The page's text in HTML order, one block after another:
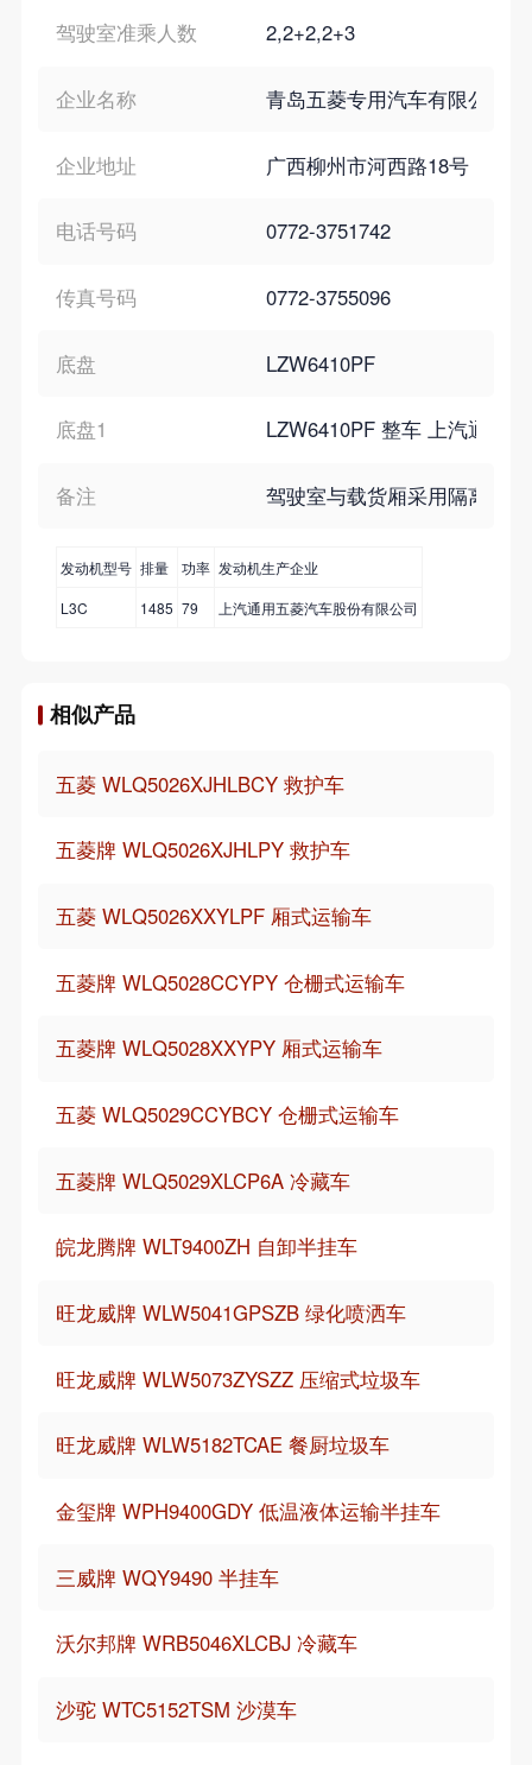
驾驶室准乘人数 2,2+2,2+3
企业名称 青岛五菱专用汽车有限公司
企业地址 广西柳州市河西路18号
电话号码 0772-3751742
传真号码 0772-3755096
底盘 LZW6410PF
底盘1 LZW6410PF 整车 上汽通用
备注 驾驶室与载货厢采用隔离栏
发动机型号 排量 功率 发动机生产企业
L3C
1485 79 上汽通用五菱汽车股份有限公司
相似产品
五菱 WLQ5026XJHLBCY 救护车
五菱牌 WLQ5026XJHLPY 救护车
五菱 WLQ5026XXYLPF 厢式运输车
五菱牌 WLQ5028CCYPY 仓栅式运输车
五菱牌 WLQ5028XXYPY 厢式运输车
五菱 WLQ5029CCYBCY 仓栅式运输车
五菱牌 WLQ5029XLCP6A 冷藏车
皖龙腾牌 WLT9400ZH 自卸半挂车
旺龙威牌 WLW5041GPSZB 绿化喷洒车
旺龙威牌 WLW5073ZYSZZ 压缩式垃圾车
旺龙威牌 WLW5182TCAE 餐厨垃圾车
金玺牌 WPH9400GDY 低温液体运输半挂车
三威牌 WQY9490 半挂车
沃尔邦牌 WRB5046XLCBJ 冷藏车
沙驼 WTC5152TSM 沙漠车